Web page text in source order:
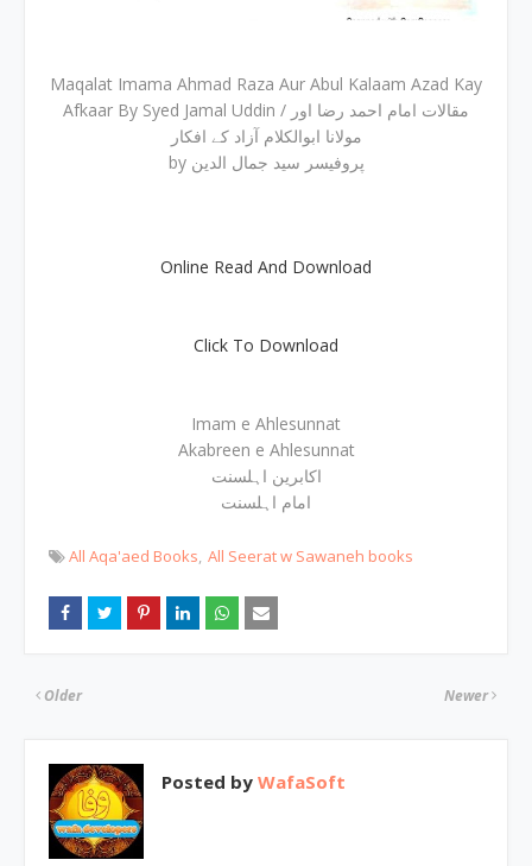
Maqalat Imama Ahmad Raza Aur Abul Kalaam Azad Kay
Afkaar By Syed Jamal Uddin / مقالات امام احمد رضا اور
مولانا ابوالکلام آزاد کے افکار
by پروفیسر سید جمال الدین
Online Read And Download
Click To Download
Imam e Ahlesunnat
Akabreen e Ahlesunnat
اکابرین اہلسنت
امام اہلسنت
All Aqa'aed Books All Seerat w Sawaneh books
Newer
Older
Posted by WafaSoft